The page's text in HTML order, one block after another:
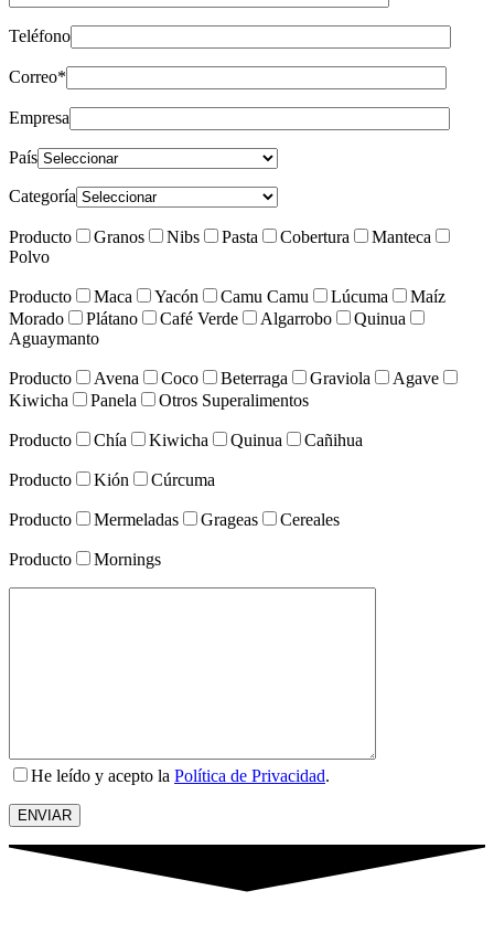
Teléfono
Correo*
Empresa
País
Categoría
Producto Granos Nibs Pasta Cobertura
Manteca
Polvo
Producto Maca Yacón Camu Camu Lúcuma
Maíz
Morado
Plátano Café Verde Algarrobo
Quinua
Aguaymanto
Producto Avena Coco Beterraga Graviola
Agave
Kiwicha
Panela Otros Superalimentos
Producto Chía Kiwicha Quinua Cañihua
Producto Kión Cúrcuma
Producto Mermeladas Grageas Cereales
Producto Mornings
He leído y acepto la Política de Privacidad.